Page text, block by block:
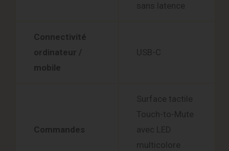
sans latence
Connectivité
ordinateur /
mobile
USB-C
Commandes
Surface tactile
Touch-to-Mute
avec LED
multicolore